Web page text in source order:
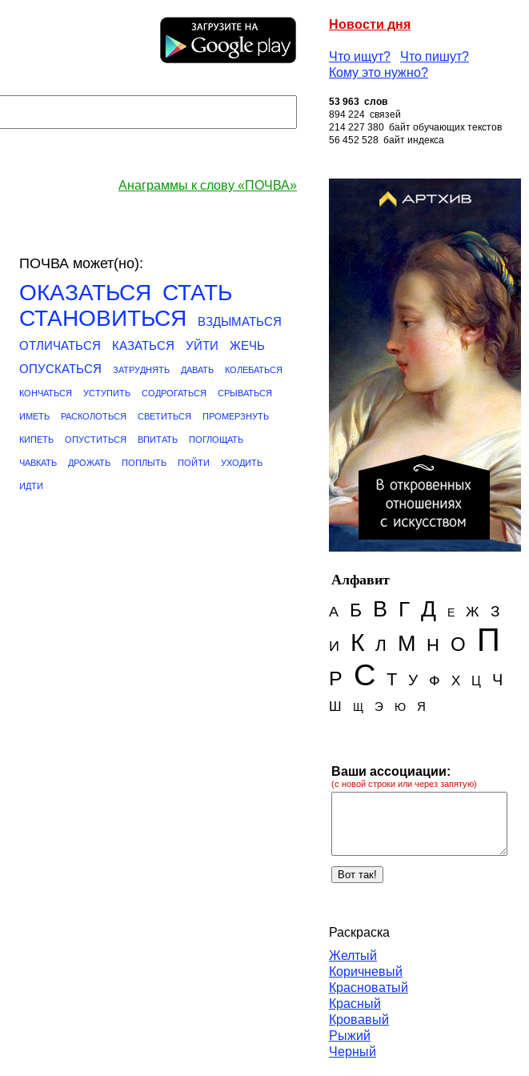
Новости дня
Что ищут?
Что пишут?
Кому это нужно?
53 963 слов
894 224 связей
214 227 380 байт обучающих текстов
56 452 528 байт индекса
Анаграммы к слову «ПОЧВА»
ПОЧВА может(но):
ОКАЗАТЬСЯ СТАТЬ
СТАНОВИТЬСЯ
ВЗДЫМАТЬСЯ
ОТЛИЧАТЬСЯ
КАЗАТЬСЯ УЙТИ
ЖЕЧЬ
ОПУСКАТЬСЯ
ЗАТРУДНЯТЬ ДАВАТЬ КОЛЕБАТЬСЯ
КОНЧАТЬСЯ УСТУПИТЬ СОДРОГАТЬСЯ СРЫВАТЬСЯ
ИМЕТЬ РАСКОЛОТЬСЯ СВЕТИТЬСЯ ПРОМЕРЗНУТЬ
КИПЕТЬ ОПУСТИТЬСЯ ВПИТАТЬ ПОГЛОЩАТЬ
ЧАВКАТЬ ДРОЖАТЬ ПОПЛЫТЬ ПОЙТИ УХОДИТЬ
ИДТИ
Алфавит
А
Б В Г Д Е Ж З
И К Л М Н О П
Р С Т У Ф Х Ц Ч
Ш Щ Э Ю Я
Ваши ассоциации:
(с новой строки или через запятую)
Раскраска
Желтый
Коричневый
Красноватый
Красный
Кровавый
Рыжий
Черный